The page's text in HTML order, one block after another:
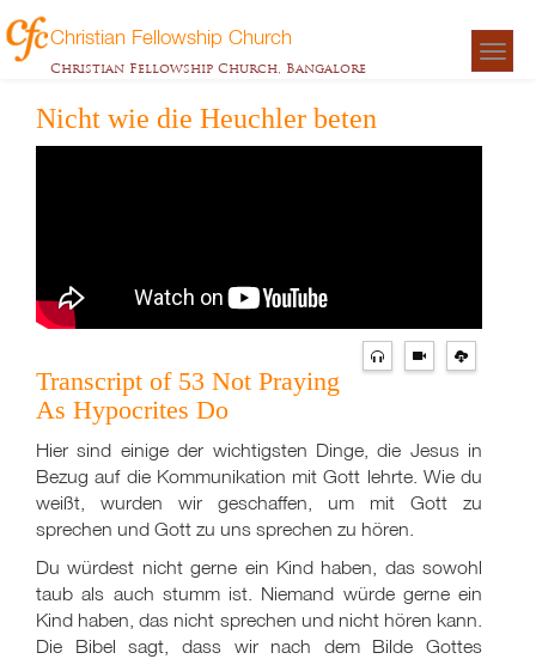
Christian Fellowship Church
Christian Fellowship Church, Bangalore
Nicht wie die Heuchler beten
Transcript of 53 Not Praying
As Hypocrites Do
Hier sind einige der wichtigsten Dinge, die Jesus in
Bezug auf die Kommunikation mit Gott lehrte. Wie du
weißt, wurden wir geschaffen, um mit Gott zu
sprechen und Gott zu uns sprechen zu hören.
Du würdest nicht gerne ein Kind haben, das sowohl
taub als auch stumm ist. Niemand würde gerne ein
Kind haben, das nicht sprechen und nicht hören kann.
Die Bibel sagt, dass wir nach dem Bilde Gottes